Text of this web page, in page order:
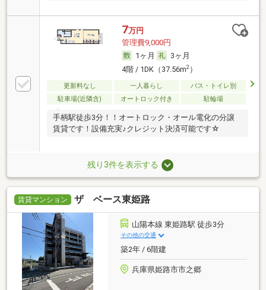
7万円
管理費9,000円
1ヶ月
3ヶ月
4階 / 1DK（37.56m2）
更新料なし 一人暮らし
バス・トイレ別
駐車場(近隣含)
オートロック付き 駐輪場
手柄駅徒歩3分！！オートロック・オール電化の分譲
賃貸です！設備充実♪クレジット決済可能です☆
残り3件を表示する
賃貸マンション ザ ベース東姫路
山陽本線 東姫路駅 徒歩3分
その他の交通
築2年 / 6階建
兵庫県姫路市市之郷